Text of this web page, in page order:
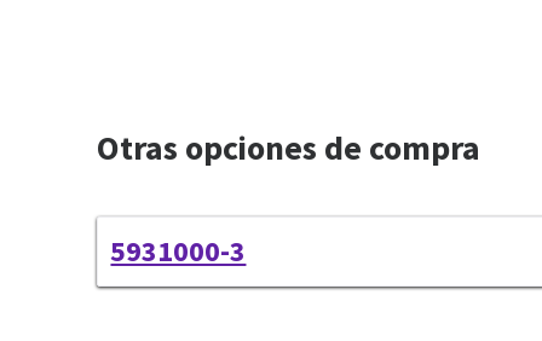
Otras opciones de compra
5931000-3